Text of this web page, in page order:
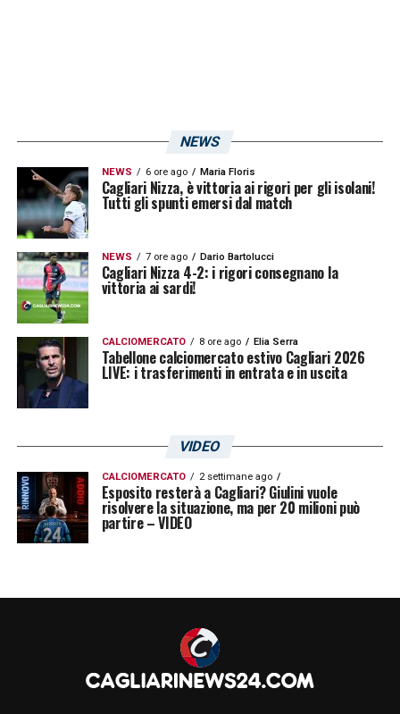
NEWS
NEWS 6 ore ago Maria Floris
Cagliari Nizza, è vittoria ai rigori per gli isolani!
Tutti gli spunti emersi dal match
NEWS 7 ore ago Dario Bartolucci
Cagliari Nizza 4-2: i rigori consegnano la
vittoria ai sardi!
CALCIOMERCATO 8 ore ago Elia Serra
Tabellone calciomercato estivo Cagliari 2026
LIVE: i trasferimenti in entrata e in uscita
VIDEO
CALCIOMERCATO 2 settimane ago
Esposito resterà a Cagliari? Giulini vuole
risolvere la situazione, ma per 20 milioni può
partire – VIDEO